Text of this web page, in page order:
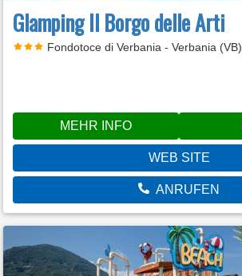
Glamping Il Borgo delle Arti
Fondotoce di Verbania - Verbania (VB)
MEHR INFO
WEB SITE
ANRUFEN